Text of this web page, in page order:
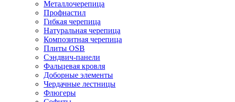
Металлочерепица
Профнастил
Гибкая черепица
Натуральная черепица
Композитная черепица
Плиты OSB
Сэндвич-панели
Фальцевая кровля
Доборные элементы
Чердачные лестницы
Флюгеры